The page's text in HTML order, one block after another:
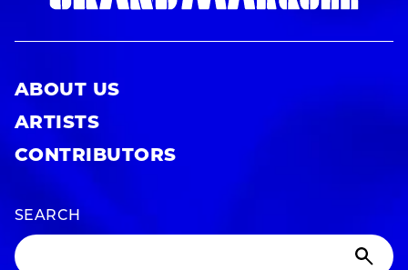
ABOUT US
ARTISTS
CONTRIBUTORS
SEARCH